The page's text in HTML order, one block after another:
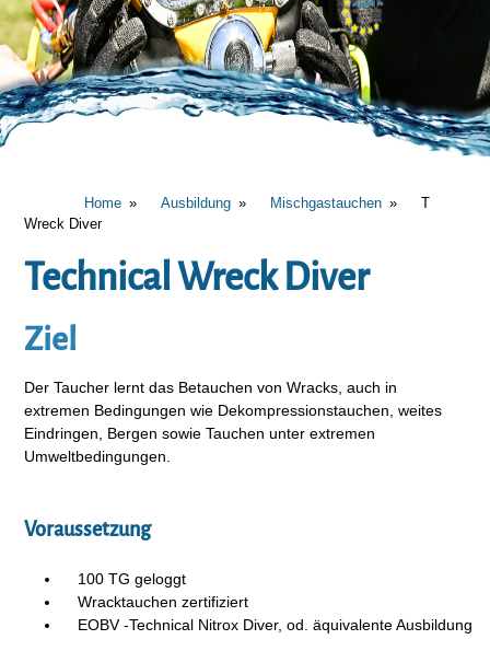
Home Ausbildung Mischgastauchen
T
Wreck Diver
Technical Wreck Diver
Ziel
Der Taucher lernt das Betauchen von Wracks, auch in
extremen Bedingungen wie Dekompressionstauchen, weites
Eindringen, Bergen sowie Tauchen unter extremen
Umweltbedingungen.
Voraussetzung
100 TG geloggt
Wracktauchen zertifiziert
EOBV -Technical Nitrox Diver, od. äquivalente Ausbildung